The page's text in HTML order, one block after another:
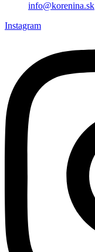
info@korenina.sk
Instagram